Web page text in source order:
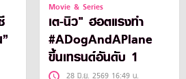
Movie & Series
เต-นิว" ฮอตแรงทำ
#ADogAndAPlane
ขึ้นเทรนด์อันดับ 1
28 มิ.ย. 2569 16:49 น.